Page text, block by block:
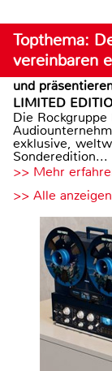
Topthema:
vereinbaren
und
LIMITED
Die
exklusive,
Sonderedition...
>> Mehr
>> Alle anzeigen